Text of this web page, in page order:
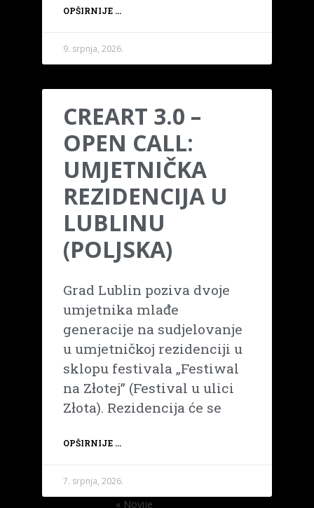
OPŠIRNIJE ...
9. srpnja, 2026.
CREART 3.0 –
OPEN CALL:
UMJETNIČKA
REZIDENCIJA U
LUBLINU
(POLJSKA)
Grad Lublin poziva dvoje
umjetnika mlađe
generacije na sudjelovanje
u umjetničkoj rezidenciji u
sklopu festivala „Festiwal
na Złotej” (Festival u ulici
Złota). Rezidencija će se
OPŠIRNIJE ...
7. srpnja, 2026.
« Novije